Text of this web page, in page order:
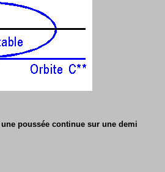
poussée continue sur une demi